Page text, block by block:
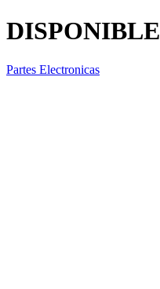
DISPONIBLE
Partes Electronicas